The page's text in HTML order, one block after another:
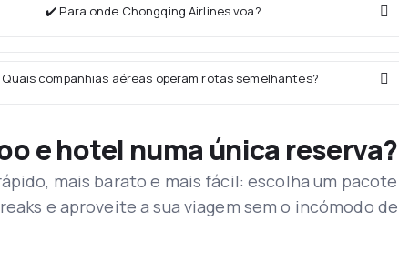
✔️ Para onde Chongqing Airlines voa?
companhias aéreas operam rotas semelhantes?
e hotel numa única
mais barato e mais fácil: escolha um
e aproveite a sua viagem sem o incómodo